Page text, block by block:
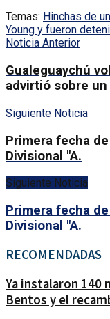
Temas: Hinchas de
Young y fueron
Noticia Anterior
Gualeguaychú
advirtió sobre
Siguiente Noticia
Primera fecha
Divisional "A.
Siguiente Noticia
Primera fecha
Divisional "A.
RECOMENDADAS
Ya instalaron 140
Bentos y el